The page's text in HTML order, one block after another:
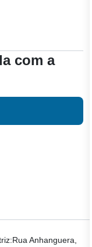
com a
Anhanguera,